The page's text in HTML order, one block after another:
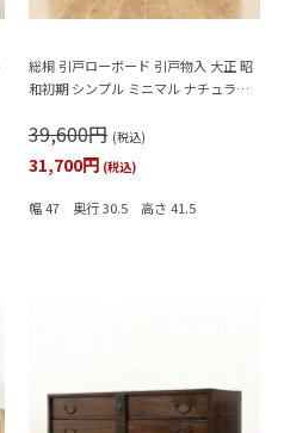
総桐 引戸ローボード 引戸物入 大正 昭
和初期 シンプル ミニマル ナチュラル
39,600円 (税込)
31,700円 (税込)
幅 47 奥行 30.5 高さ 41.5